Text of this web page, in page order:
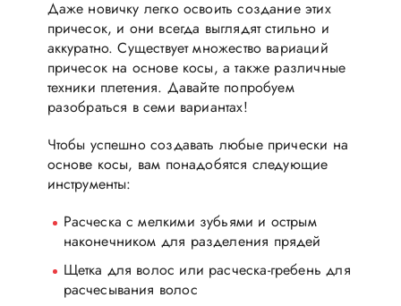
Даже новичку легко освоить создание этих
причесок, и они всегда выглядят стильно и
аккуратно. Существует множество вариаций
причесок на основе косы, а также различные
техники плетения. Давайте попробуем
разобраться в семи вариантах!
Чтобы успешно создавать любые прически на
основе косы, вам понадобятся следующие
инструменты:
Расческа с мелкими зубьями и острым
наконечником для разделения прядей
Щетка для волос или расческа-гребень для
расчесывания волос